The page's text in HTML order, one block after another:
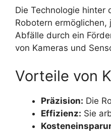
Die Technologie hinter
Robotern
Abfälle durch ein
von Kameras und
Vorteile von
Präzision: Die
Effizienz: Sie